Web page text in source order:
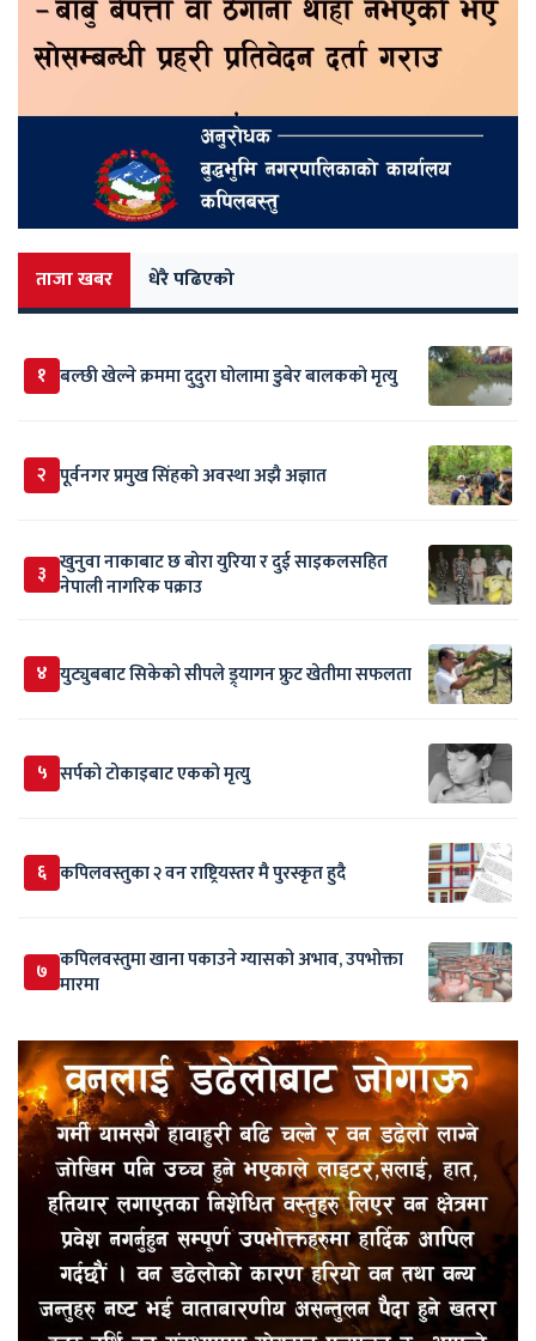
ताजा खबर धेरै पढिएको
१ बल्छी खेल्ने क्रममा दुदुरा घोलामा डुबेर बालकको मृत्यु
२ पूर्वनगर प्रमुख सिंहको अवस्था अझै अज्ञात
३ खुनुवा नाकाबाट छ बोरा युरिया र दुई साइकलसहित
नेपाली नागरिक पक्राउ
४ युट्युबबाट सिकेको सीपले ड्र्यागन फ्रुट खेतीमा सफलता
५ सर्पकाे टाेकाइबाट एकको मृत्यु
६ कपिलवस्तुका २ वन राष्ट्रियस्तर मै पुरस्कृत हुदै
७ कपिलवस्तुमा खाना पकाउने ग्यासको अभाव, उपभोक्ता
मारमा